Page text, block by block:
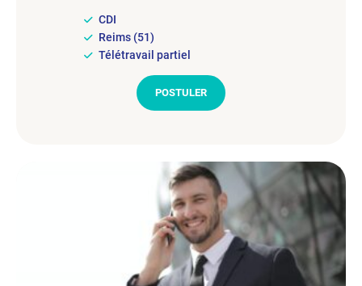
CDI
Reims (51)
Télétravail partiel
POSTULER